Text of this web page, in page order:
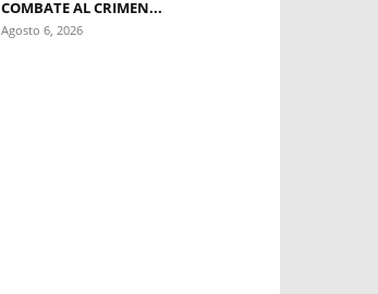
COMBATE AL CRIMEN...
Agosto 6, 2026